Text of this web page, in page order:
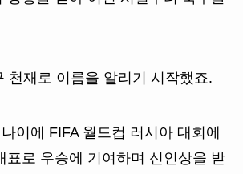
천재로 이름을 알리기 시작했죠.
이에 FIFA 월드컵 러시아 대회에
표로 우승에 기여하며 신인상을 받